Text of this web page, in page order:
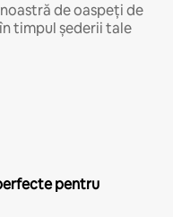
de oaspeți de
timpul șederii tale
pentru